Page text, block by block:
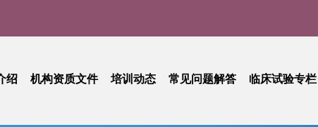
绍 机构资质文件 培训动态 常见问题解答 临床试验专栏